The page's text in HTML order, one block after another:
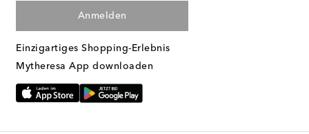
Anmelden
Einzigartiges Shopping-Erlebnis
Mytheresa App downloaden